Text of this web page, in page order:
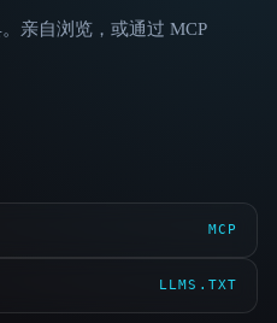
亲自浏览，或通过 MCP
MCP
LLMS.TXT